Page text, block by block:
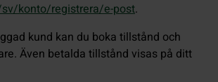
konto/registrera/e-post.
kund kan du boka tillstånd och
Även betalda tillstånd visas på ditt